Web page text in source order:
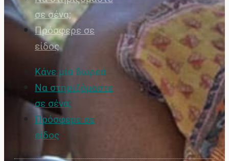
σε σένα;
Πρόσφερε σε
είδος
Κάνε μία δωρεά
Να στηριζόμαστε
σε σένα;
Πρόσφερε σε
είδος